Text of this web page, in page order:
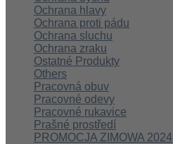
Ochrana hlavy
Ochrana proti pádu
Ochrana sluchu
Ochrana zraku
Ostatné Produkty
Others
Pracovná obuv
Pracovné odevy
Pracovné rukavice
Prašné prostředí
PROMOCJA ZIMOWA 2024